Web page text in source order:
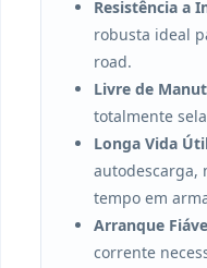
Resistência a
robusta ideal
road.
Livre de
totalmente
Longa Vida
autodescarga,
tempo em
Arranque
corrente